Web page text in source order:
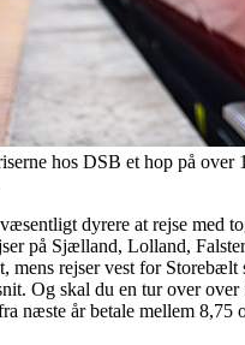
hos DSB et hop på over
dyrere at rejse med
på Sjælland, Lolland,
mens rejser vest for Storebælt
Og skal du en tur over
næste år betale mellem 8,75